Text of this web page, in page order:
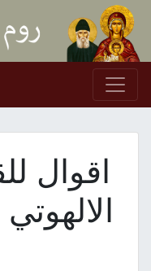
Skip to content
Navigation
اقوال